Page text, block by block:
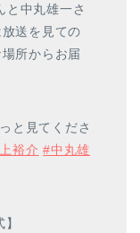
中丸雄一さ
送を見ての
所からお届
と見てくださ
裕介 #中丸雄